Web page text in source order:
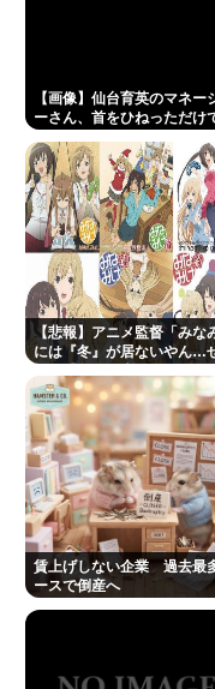
"テレビ大好き"高
た…10代後半~20
新データ
“テレビ大好き”
た…
レインボー池田、
Powered by livedoor
【画像】仙台育英のマネー
ーさん、首をひねっただけ
しまうwww
【悲報】アニメ監督「みな
には『冬』が居ないやん…
リジナルで出そ！」
賃上げしない企業 過去最
ースで倒産へ